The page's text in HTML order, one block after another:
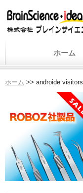
ホーム
ホーム >> androide visitors